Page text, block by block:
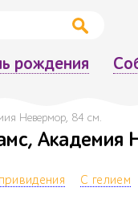
рождения
Невермор, 84 см.
Академия
С гелием